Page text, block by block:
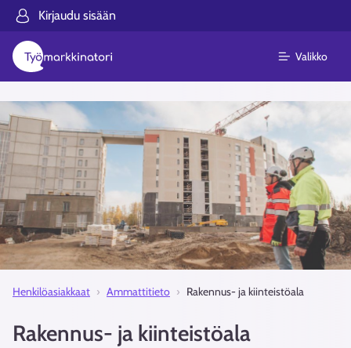
Kirjaudu sisään
Valikko
Henkilöasiakkaat Ammattitieto Rakennus- ja kiinteistöala
Rakennus- ja kiinteistöala